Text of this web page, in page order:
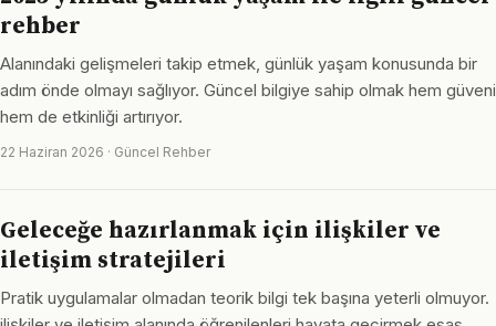
rehber
Alanındaki gelişmeleri takip etmek, günlük yaşam konusunda bir
adım önde olmayı sağlıyor. Güncel bilgiye sahip olmak hem güveni
hem de etkinliği artırıyor.
22 Haziran 2026 · Güncel Rehber
Geleceğe hazırlanmak için ilişkiler ve
iletişim stratejileri
Pratik uygulamalar olmadan teorik bilgi tek başına yeterli olmuyor.